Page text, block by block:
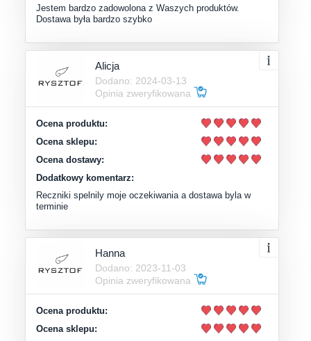
Jestem bardzo zadowolona z Waszych produktów.
Dostawa była bardzo szybko
Alicja
Dodano: 2024-03-13
Opinia zweryfikowana
Ocena produktu:
Ocena sklepu:
Ocena dostawy:
Dodatkowy komentarz:
Reczniki spelnily moje oczekiwania a dostawa byla w
terminie
Hanna
Dodano: 2023-11-03
Opinia zweryfikowana
Ocena produktu:
Ocena sklepu: